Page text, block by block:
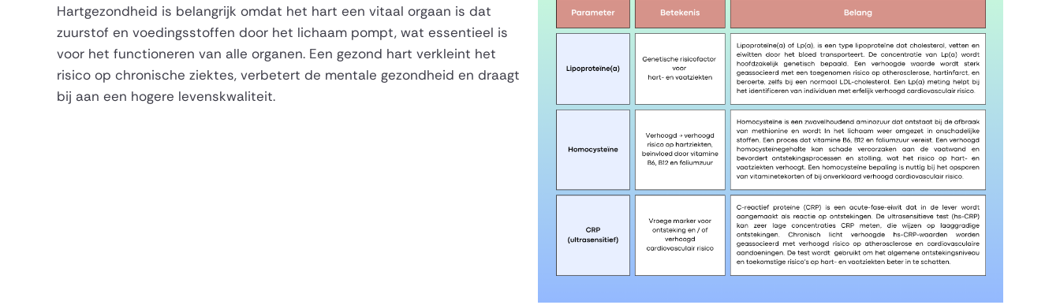
Hartgezondheid is belangrijk omdat het hart een vitaal orgaan is dat
zuurstof en voedingsstoffen door het lichaam pompt, wat essentieel is
voor het functioneren van alle organen. Een gezond hart verkleint het
risico op chronische ziektes, verbetert de mentale gezondheid en draagt
bij aan een hogere levenskwaliteit.